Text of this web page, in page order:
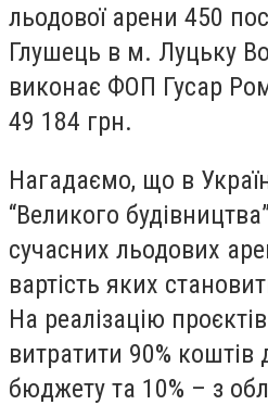
льодової арени 450
Глушець в м. Луцьку
виконає ФОП Гусар
49 184 грн.
Нагадаємо, що в
“Великого
сучасних льодових
вартість яких
На реалізацію
витратити 90% коштів
бюджету та 10% – з